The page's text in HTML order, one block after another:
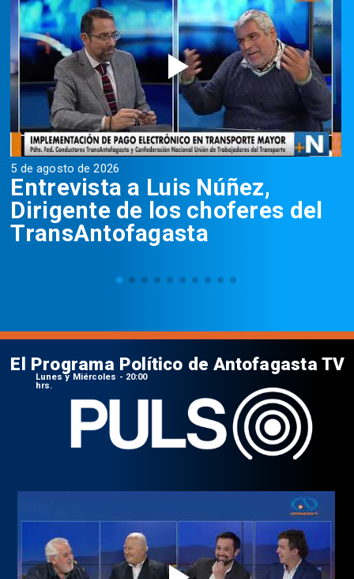
5 de agosto de 2026
Entrevista a Luis Núñez,
Dirigente de los choferes del
TransAntofagasta
El Programa Político de Antofagasta TV
Lunes y Miércoles - 20:00
hrs.